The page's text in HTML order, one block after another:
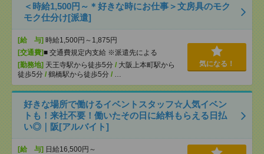
＜時給1,500円～＊好きな時にお仕事＞文房具のモク
モク仕分け[派遣]
[給 与] 時給1,500円～1,875円
[交通費]■ 交通費規定内支給 ※派遣先による
[勤務地] 天王寺駅から徒歩5分 / 大阪上本町駅から
徒歩5分 / 鶴橋駅から徒歩5分 / …
気になる！
好きな場所で働けるイベントスタッフ☆人気イベン
トも！来社不要！働いたその日に給料もらえる日払
い◎｜阪[アルバイト]
[給 与] 日給16,500円～